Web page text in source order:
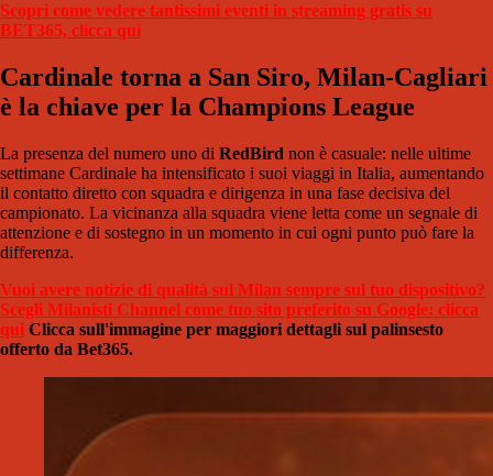
Scopri come vedere tantissimi eventi in streaming gratis su
BET365, clicca qui
Cardinale torna a San Siro, Milan-Cagliari
è la chiave per la Champions League
La presenza del numero uno di RedBird non è casuale: nelle ultime
settimane Cardinale ha intensificato i suoi viaggi in Italia, aumentando
il contatto diretto con squadra e dirigenza in una fase decisiva del
campionato. La vicinanza alla squadra viene letta come un segnale di
attenzione e di sostegno in un momento in cui ogni punto può fare la
differenza.
Vuoi avere notizie di qualità sul Milan sempre sul tuo dispositivo?
Scegli Milanisti Channel come tuo sito preferito su Google: clicca
qui Clicca sull'immagine per maggiori dettagli sul palinsesto
offerto da Bet365.